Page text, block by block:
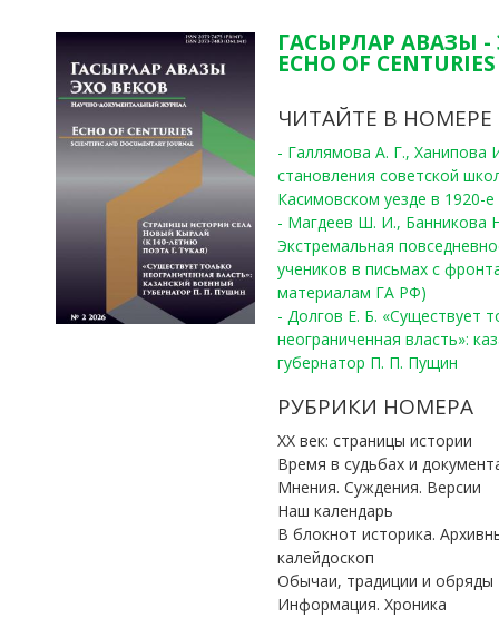
ГАСЫРЛАР АВАЗЫ -
ECHO OF
ЧИТАЙТЕ В НОМЕРЕ
- Галлямова А. Г.,
становления советской
Касимовском уезде в 1920-е
- Магдеев Ш. И., Банникова
Экстремальная
учеников в письмах с
материалам ГА РФ)
- Долгов Е. Б. «Существует
неограниченная власть»:
губернатор П. П. Пущин
РУБРИКИ НОМЕРА
ХХ век: страницы истории
Время в судьбах и
Мнения. Суждения. Версии
Наш календарь
В блокнот историка.
калейдоскоп
Обычаи, традиции и обряды
Информация. Хроника